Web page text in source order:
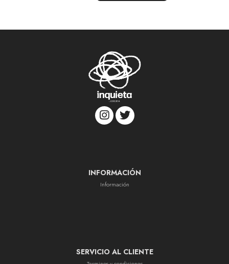
INFORMACIÓN
Información
SERVICIO AL CLIENTE